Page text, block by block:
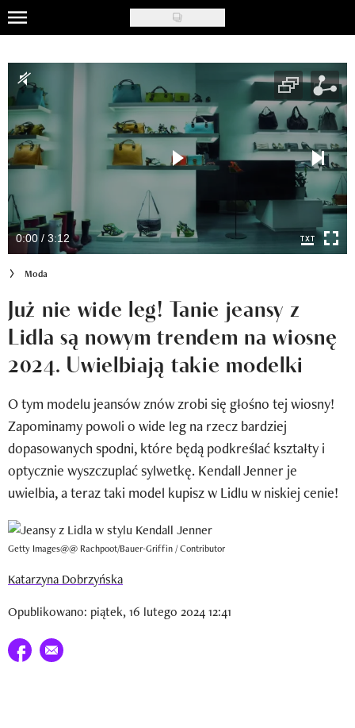
Skip
to
main
content
Moda
Ślub i wesele
Styl życia
Nasze akcje
Inspiracje
Newsy
Newsletter
Wizaz Summer Influ School
Mój profil / Zarejestruj się
0:00 / 3:12
Moda
Już nie wide leg! Tanie jeansy z
Lidla są nowym trendem na wiosnę
2024. Uwielbiają takie modelki
O tym modelu jeansów znów zrobi się głośno tej wiosny!
Zapominamy powoli o wide leg na rzecz bardziej
dopasowanych spodni, które będą podkreślać kształty i
optycznie wyszczuplać sylwetkę. Kendall Jenner je
uwielbia, a teraz taki model kupisz w Lidlu w niskiej cenie!
Getty Images@@ Rachpoot/Bauer-Griffin / Contributor
Katarzyna Dobrzyńska
Opublikowano: piątek, 16 lutego 2024 12:41
Udostępnij na facebook
E-mail do przyjaciela